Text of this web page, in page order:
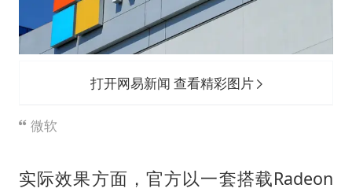
打开网易新闻 查看精彩图片
微软
实际效果方面，官方以一套搭载Radeon